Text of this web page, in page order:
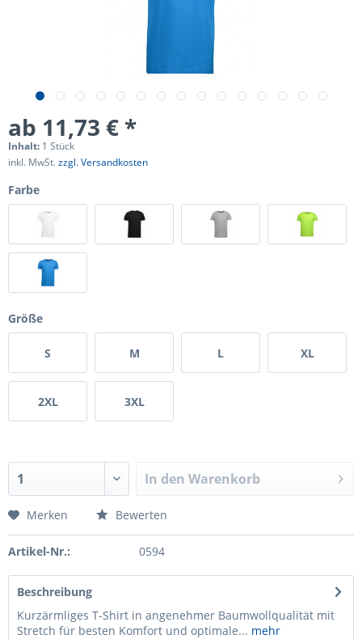
ab 11,73 € *
Inhalt: 1 Stück
inkl. MwSt.zzgl. Versandkosten
Farbe
Größe
S M L XL
2XL 3XL
In den Warenkorb
Merken Bewerten
Artikel-Nr.: 0594
Beschreibung
Kurzärmliges T-Shirt in angenehmer Baumwollqualität mit
Stretch für besten Komfort und optimale... mehr